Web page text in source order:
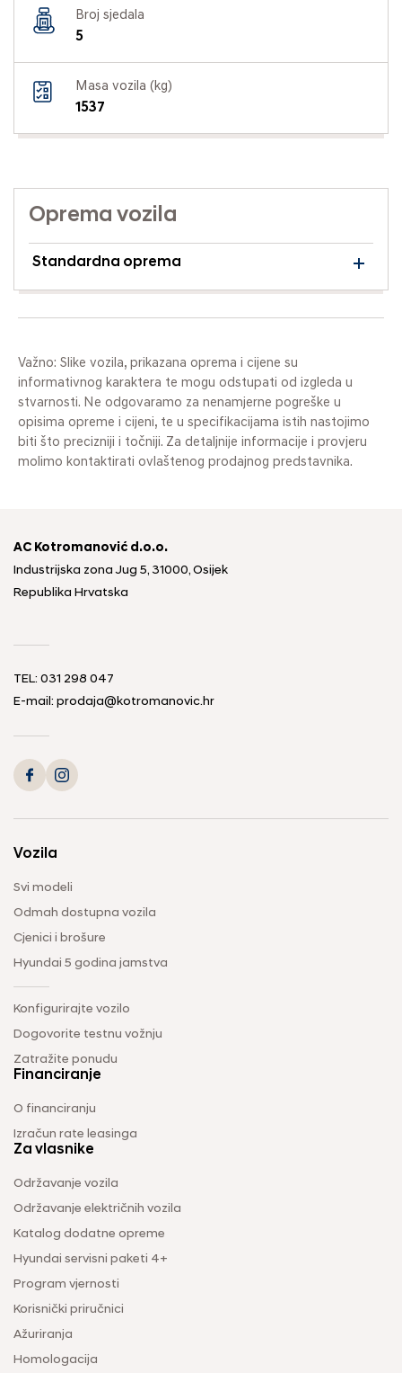
Broj sjedala
5
Masa vozila (kg)
1537
Oprema vozila
Standardna oprema
Važno: Slike vozila, prikazana oprema i cijene su
informativnog karaktera te mogu odstupati od izgleda u
stvarnosti. Ne odgovaramo za nenamjerne pogreške u
opisima opreme i cijeni, te u specifikacijama istih nastojimo
biti što precizniji i točniji. Za detaljnije informacije i provjeru
molimo kontaktirati ovlaštenog prodajnog predstavnika.
AC Kotromanović d.o.o.
Industrijska zona Jug 5, 31000, Osijek
Republika Hrvatska
TEL: 031 298 047
E-mail: prodaja@kotromanovic.hr
Vozila
Svi modeli
Odmah dostupna vozila
Cjenici i brošure
Hyundai 5 godina jamstva
Konfigurirajte vozilo
Dogovorite testnu vožnju
Zatražite ponudu
Financiranje
O financiranju
Izračun rate leasinga
Za vlasnike
Održavanje vozila
Održavanje električnih vozila
Katalog dodatne opreme
Hyundai servisni paketi 4+
Program vjernosti
Korisnički priručnici
Ažuriranja
Homologacija